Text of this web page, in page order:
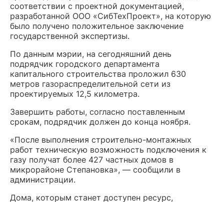
соответствии с проектной документацией,
разработанной ООО «СибТехПроект», на которую
было получено положительное заключение
государственной экспертизы.
По данным мэрии, на сегодняшний день
подрядчик городского департамента
капитального строительства проложил 630
метров газораспределительной сети из
проектируемых 12,5 километра.
Завершить работы, согласно поставленным
срокам, подрядчик должен до конца ноября.
«После выполнения строительно-монтажных
работ техническую возможность подключения к
газу получат более 427 частных домов в
микрорайоне Степановка», — сообщили в
администрации.
Дома, которым станет доступен ресурс,